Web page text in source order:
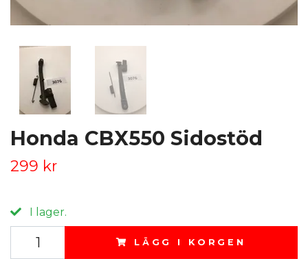
Honda CBX550 Sidostöd
299 kr
I lager.
LÄGG I KORGEN